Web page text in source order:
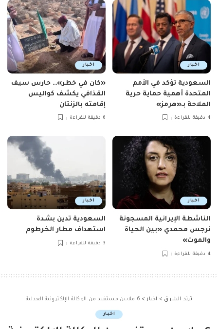
اخبار
السعودية تؤكد في الأمم
المتحدة أهمية حماية حرية
الملاحة بـ«هرمز»
4 دقيقة للقراءة
اخبار
«كان في خطر»… حارس سيف
القذافي يكشف كواليس
إقامته بالزنتان
6 دقيقة للقراءة
اخبار
الناشطة الإيرانية المسجونة
نرجس محمدي «بين الحياة
والموت»
4 دقيقة للقراءة
اخبار
السعودية تدين بشدة
استهداف مطار الخرطوم
3 دقيقة للقراءة
ترند الشرق > اخبار > 6 ملايين مستفيد من الوكالة الإلكترونية العدلية
اخبار